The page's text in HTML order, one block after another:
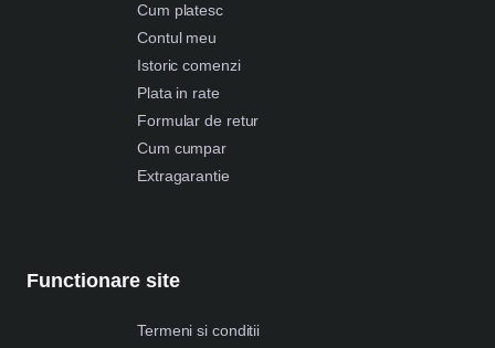
Cum platesc
Contul meu
Istoric comenzi
Plata in rate
Formular de retur
Cum cumpar
Extragarantie
Functionare site
Termeni si conditii